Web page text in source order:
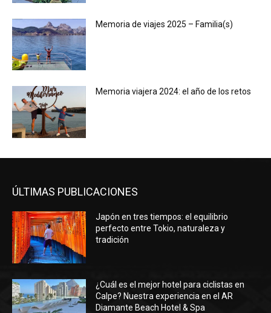
Memoria de viajes 2025 – Familia(s)
Memoria viajera 2024: el año de los retos
ÚLTIMAS PUBLICACIONES
Japón en tres tiempos: el equilibrio
perfecto entre Tokio, naturaleza y
tradición
¿Cuál es el mejor hotel para ciclistas en
Calpe? Nuestra experiencia en el AR
Diamante Beach Hotel & Spa